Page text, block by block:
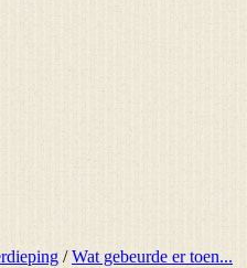
/Wat gebeurde er toen...